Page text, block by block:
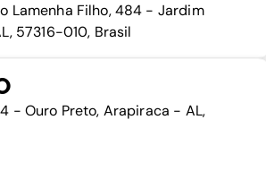
Lamenha Filho, 484 - Jardim
57316-010, Brasil
- Ouro Preto, Arapiraca - AL,